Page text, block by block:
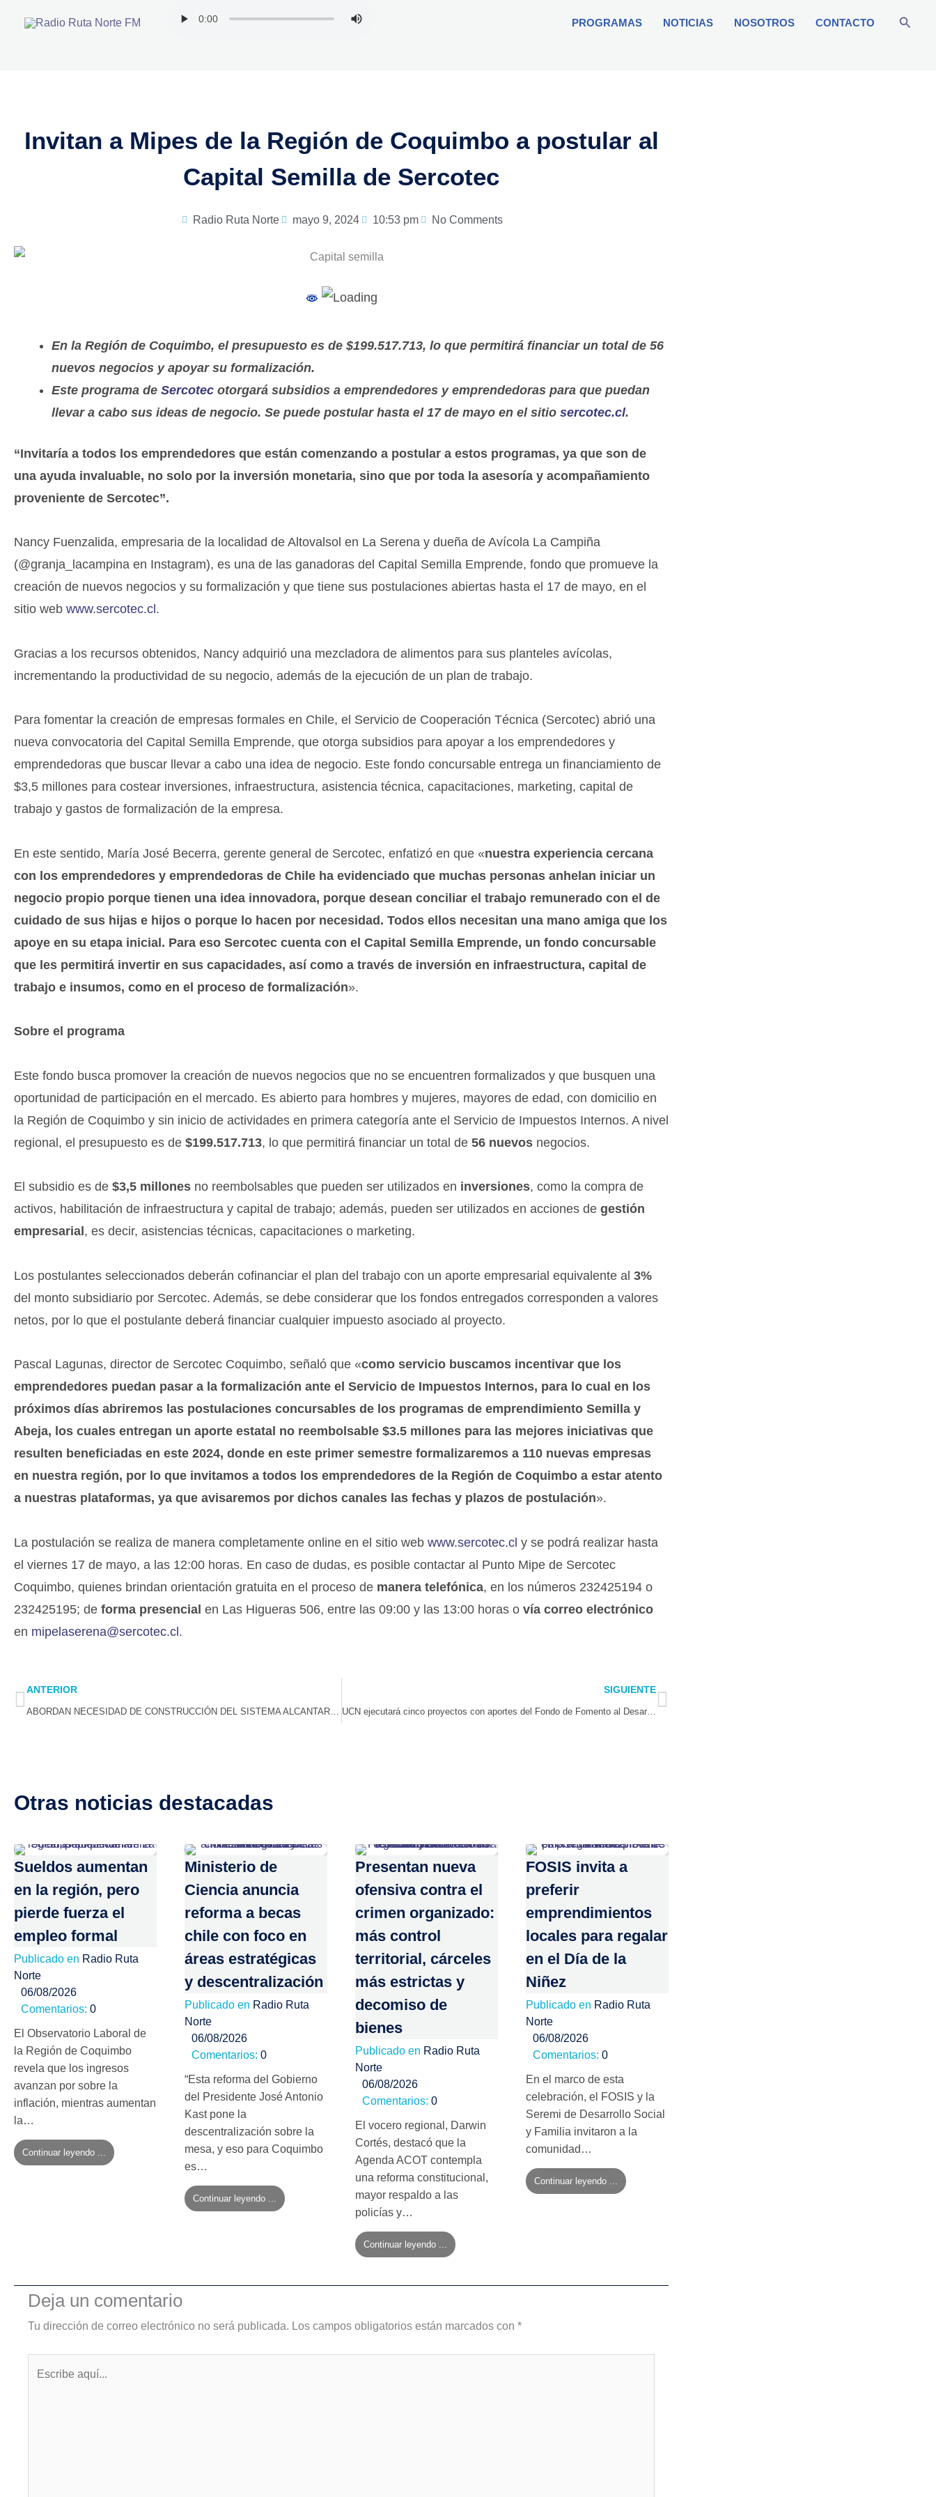
PROGRAMAS NOTICIAS NOSOTROS CONTACTO
Invitan a Mipes de la Región de Coquimbo a postular al
Capital Semilla de Sercotec
Radio Ruta Norte mayo 9, 2024 10:53 pm No Comments
En la Región de Coquimbo, el presupuesto es de $199.517.713, lo que permitirá financiar un total de 56
nuevos negocios y apoyar su formalización.
Este programa de Sercotec otorgará subsidios a emprendedores y emprendedoras para que puedan
llevar a cabo sus ideas de negocio. Se puede postular hasta el 17 de mayo en el sitio sercotec.cl.
“Invitaría a todos los emprendedores que están comenzando a postular a estos programas, ya que son de
una ayuda invaluable, no solo por la inversión monetaria, sino que por toda la asesoría y acompañamiento
proveniente de Sercotec”.
Nancy Fuenzalida, empresaria de la localidad de Altovalsol en La Serena y dueña de Avícola La Campiña
(@granja_lacampina en Instagram), es una de las ganadoras del Capital Semilla Emprende, fondo que promueve la
creación de nuevos negocios y su formalización y que tiene sus postulaciones abiertas hasta el 17 de mayo, en el
sitio web www.sercotec.cl .
Gracias a los recursos obtenidos, Nancy adquirió una mezcladora de alimentos para sus planteles avícolas,
incrementando la productividad de su negocio, además de la ejecución de un plan de trabajo.
Para fomentar la creación de empresas formales en Chile, el Servicio de Cooperación Técnica (Sercotec) abrió una
nueva convocatoria del Capital Semilla Emprende, que otorga subsidios para apoyar a los emprendedores y
emprendedoras que buscar llevar a cabo una idea de negocio. Este fondo concursable entrega un financiamiento de
$3,5 millones para costear inversiones, infraestructura, asistencia técnica, capacitaciones, marketing, capital de
trabajo y gastos de formalización de la empresa.
En este sentido, María José Becerra, gerente general de Sercotec, enfatizó en que «nuestra experiencia cercana
con los emprendedores y emprendedoras de Chile ha evidenciado que muchas personas anhelan iniciar un
negocio propio porque tienen una idea innovadora, porque desean conciliar el trabajo remunerado con el de
cuidado de sus hijas e hijos o porque lo hacen por necesidad. Todos ellos necesitan una mano amiga que los
apoye en su etapa inicial. Para eso Sercotec cuenta con el Capital Semilla Emprende, un fondo concursable
que les permitirá invertir en sus capacidades, así como a través de inversión en infraestructura, capital de
trabajo e insumos, como en el proceso de formalización».
Sobre el programa
Este fondo busca promover la creación de nuevos negocios que no se encuentren formalizados y que busquen una
oportunidad de participación en el mercado. Es abierto para hombres y mujeres, mayores de edad, con domicilio en
la Región de Coquimbo y sin inicio de actividades en primera categoría ante el Servicio de Impuestos Internos. A nivel
regional, el presupuesto es de $199.517.713, lo que permitirá financiar un total de 56 nuevos negocios.
El subsidio es de $3,5 millones no reembolsables que pueden ser utilizados en inversiones, como la compra de
activos, habilitación de infraestructura y capital de trabajo; además, pueden ser utilizados en acciones de gestión
empresarial , es decir, asistencias técnicas, capacitaciones o marketing.
Los postulantes seleccionados deberán cofinanciar el plan del trabajo con un aporte empresarial equivalente al 3%
del monto subsidiario por Sercotec. Además, se debe considerar que los fondos entregados corresponden a valores
netos, por lo que el postulante deberá financiar cualquier impuesto asociado al proyecto.
Pascal Lagunas, director de Sercotec Coquimbo, señaló que «como servicio buscamos incentivar que los
emprendedores puedan pasar a la formalización ante el Servicio de Impuestos Internos, para lo cual en los
próximos días abriremos las postulaciones concursables de los programas de emprendimiento Semilla y
Abeja, los cuales entregan un aporte estatal no reembolsable $3.5 millones para las mejores iniciativas que
resulten beneficiadas en este 2024, donde en este primer semestre formalizaremos a 110 nuevas empresas
en nuestra región, por lo que invitamos a todos los emprendedores de la Región de Coquimbo a estar atento
a nuestras plataformas, ya que avisaremos por dichos canales las fechas y plazos de postulación».
La postulación se realiza de manera completamente online en el sitio web www.sercotec.cl y se podrá realizar hasta
el viernes 17 de mayo, a las 12:00 horas. En caso de dudas, es posible contactar al Punto Mipe de Sercotec
Coquimbo, quienes brindan orientación gratuita en el proceso de manera telefónica, en los números 232425194 o
232425195; de forma presencial en Las Higueras 506, entre las 09:00 y las 13:00 horas o vía correo electrónico
en mipelaserena@sercotec.cl.
Prev
ANTERIOR
ABORDAN NECESIDAD DE CONSTRUCCIÓN DEL SISTEMA ALCANTARILLADO Y AGUA POTABLE
SIGUIENTE
UCN ejecutará cinco proyectos con aportes del Fondo de Fomento al Desarrollo Científico y Tecnológico FONDEF
Next
Otras noticias destacadas
Sueldos aumentan
en la región, pero
pierde fuerza el
empleo formal
Publicado en Radio Ruta
Norte
06/08/2026
Comentarios: 0
El Observatorio Laboral de
la Región de Coquimbo
revela que los ingresos
avanzan por sobre la
inflación, mientras aumentan
la…
Continuar leyendo ...
Ministerio de
Ciencia anuncia
reforma a becas
chile con foco en
áreas estratégicas
y descentralización
Publicado en Radio Ruta
Norte
06/08/2026
Comentarios: 0
“Esta reforma del Gobierno
del Presidente José Antonio
Kast pone la
descentralización sobre la
mesa, y eso para Coquimbo
es…
Continuar leyendo ...
Presentan nueva
ofensiva contra el
crimen organizado:
más control
territorial, cárceles
más estrictas y
decomiso de
bienes
Publicado en Radio Ruta
Norte
06/08/2026
Comentarios: 0
El vocero regional, Darwin
Cortés, destacó que la
Agenda ACOT contempla
una reforma constitucional,
mayor respaldo a las
policías y…
Continuar leyendo ...
FOSIS invita a
preferir
emprendimientos
locales para regalar
en el Día de la
Niñez
Publicado en Radio Ruta
Norte
06/08/2026
Comentarios: 0
En el marco de esta
celebración, el FOSIS y la
Seremi de Desarrollo Social
y Familia invitaron a la
comunidad…
Continuar leyendo ...
Deja un comentario
Tu dirección de correo electrónico no será publicada. Los campos obligatorios están marcados con *